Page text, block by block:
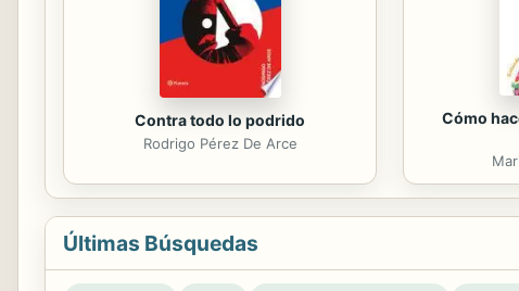
Contra todo lo podrido
Rodrigo Pérez De Arce
Cómo
Últimas Búsquedas